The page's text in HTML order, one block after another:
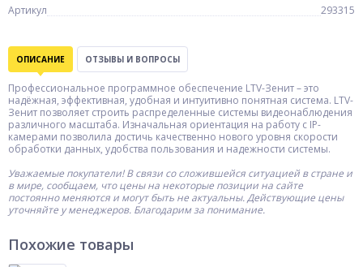
Артикул
293315
ОПИСАНИЕ ОТЗЫВЫ И ВОПРОСЫ
Профессиональное программное обеспечение LTV-Зенит – это
надёжная, эффективная, удобная и интуитивно понятная система. LTV-
Зенит позволяет строить распределенные системы видеонаблюдения
различного масштаба. Изначальная ориентация на работу с IP-
камерами позволила достичь качественно нового уровня скорости
обработки данных, удобства пользования и надежности системы.
Уважаемые покупатели! В связи со сложившейся ситуацией в стране и
в мире, сообщаем, что цены на некоторые позиции на сайте
постоянно меняются и могут быть не актуальны. Действующие цены
уточняйте у менеджеров. Благодарим за понимание.
Похожие товары